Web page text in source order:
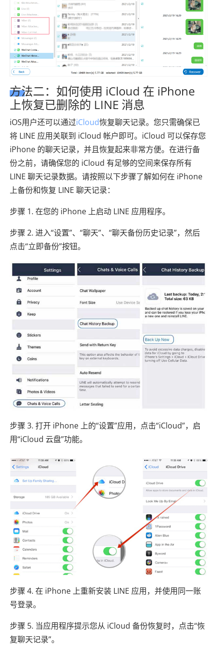
方法二：如何使用 iCloud 在 iPhone
上恢复已删除的 LINE 消息
iOS用户还可以通过iCloud恢复聊天记录。您只需确保已
将 LINE 应用关联到 iCloud 帐户即可。iCloud 可以保存您
iPhone 的聊天记录，并且恢复起来非常方便。在进行备
份之前，请确保您的 iCloud 有足够的空间来保存所有
LINE 聊天记录数据。请按照以下步骤了解如何在 iPhone
上备份和恢复 LINE 聊天记录：
步骤 1. 在您的 iPhone 上启动 LINE 应用程序。
步骤 2. 进入“设置”、“聊天”、“聊天备份历史记录”，然后
点击“立即备份”按钮。
步骤 3. 打开 iPhone 上的“设置”应用，点击“iCloud”，启
用“iCloud 云盘”功能。
步骤 4. 在 iPhone 上重新安装 LINE 应用，并使用同一账
号登录。
步骤 5. 当应用程序提示您从 iCloud 备份恢复时，点击“恢
复聊天记录”。